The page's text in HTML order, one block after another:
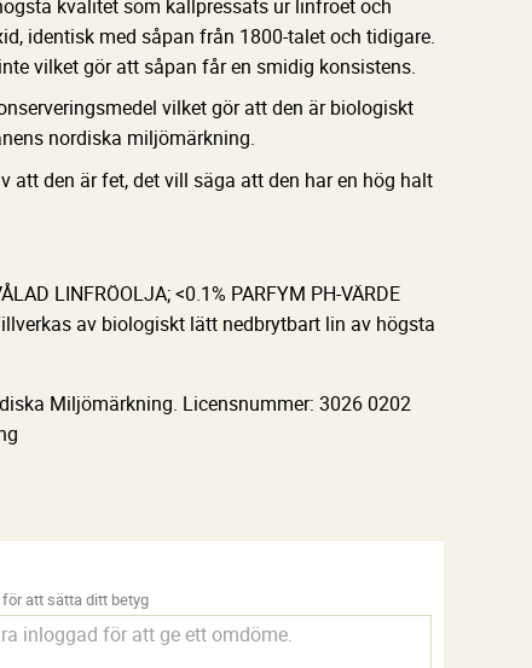
kvalitet som kallpressats ur linfröet och
identisk med såpan från 1800-talet och tidigare.
vilket gör att såpan får en smidig konsistens.
vilket gör att den är biologiskt
nordiska miljömärkning.
att den är fet, det vill säga att den har en hög halt
LINFRÖOLJA; <0.1% PARFYM PH-VÄRDE
av biologiskt lätt nedbrytbart lin av högsta
Miljömärkning. Licensnummer: 3026 0202
att sätta ditt betyg